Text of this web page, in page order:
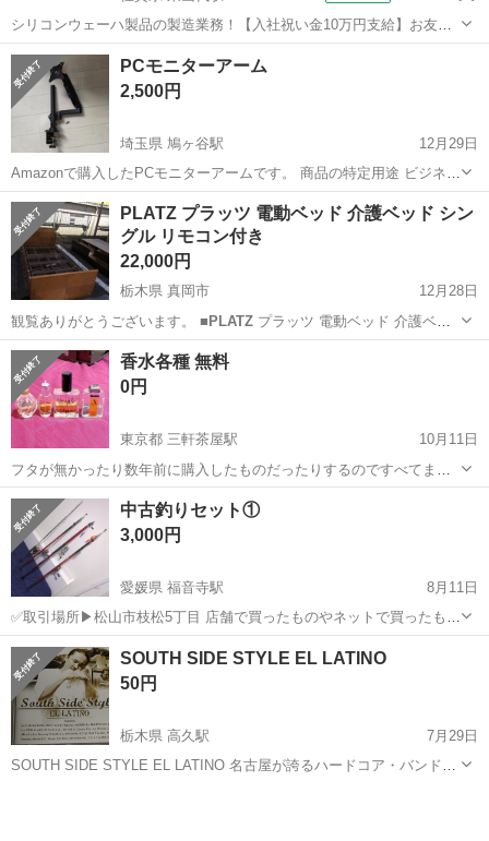
シリコンウェーハ製品の製造業務！【入社祝い金10万円支給】お友達
やカップルとの応募OK◎年間休日129日＆休出なしでプライベート充
実♪業務はクリーンルームで快適作業◎自社正社員登用制度あり★1食
300円～の格安食堂あり！《佐...
佐賀 伊万里市 東山代駅
PCモニターアーム
2,500円
埼玉県 鳩ヶ谷駅
12月29日
Amazonで購入したPCモニターアームです。 商品の特定用途 ビジネス
ブランド HUANUO 特徴 耐荷重2～9kg 色 モニター アーム 【商品仕
様】17インチから32インチまでの液晶ディスプレイに対...
埼玉 川口市 鳩ヶ谷駅 その他 モニター
PLATZ プラッツ 電動ベッド 介護ベッド シン
グル リモコン付き
22,000円
栃木県 真岡市
12月28日
観覧ありがとうございます。 ■ PLATZプラッツ 電動ベッド 介護ベッ
ド シングル リモコン付き ■中古品 ■動作確認済み ■仕様■PLATZプ
ラッツ リモコン付き 宮付きタイプ(手元ス...
栃木 真岡市 ベッド 介護ベッド
香水各種 無料
0円
東京都 三軒茶屋駅
10月11日
フタが無かったり数年前に購入したものだったりするのですべてまと
めて引き取って頂ける方に無料でお譲りします。 左から ニナリッチ
レールデュタン オードトワレ NYで購入した女性用香水 韓国で購入し
た香水 Dino...
東京 世田谷区 三軒茶屋駅
アフターシェーブローション
中古釣りセット①
3,000円
愛媛県 福音寺駅
8月11日
✅取引場所▶︎松山市枝松5丁目 店舗で買ったものやネットで買ったもの
バラバラです。 🌻もう一品、釣り道具を出品しています。そちらと一
緒に貰っていただける方を優先し、その場は合計から500円引きいたし
ます。 よろしく...
愛媛 松山市
SOUTH SIDE STYLE EL LATINO
50円
栃木県 高久駅
7月29日
SOUTH SIDE STYLE EL LATINO 名古屋が誇るハードコア・バンド、